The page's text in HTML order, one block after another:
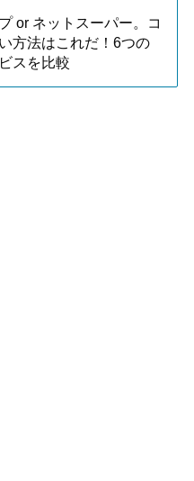
or ネットスーパー。コ
方法はこれだ！6つの
スを比較